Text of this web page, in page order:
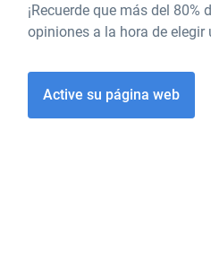
¡Recuerde que más del
opiniones a la hora de elegir
Active su página web